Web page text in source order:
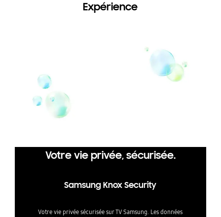
Expérience
Votre vie privée, sécurisée.
Samsung Knox Security
Votre vie privée sécurisée sur TV Samsung. Les données